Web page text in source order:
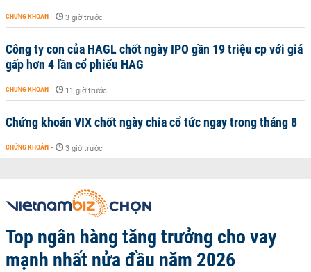
CHỨNG KHOÁN - 3 giờ trước
Công ty con của HAGL chốt ngày IPO gần 19 triệu cp với giá
gấp hơn 4 lần cổ phiếu HAG
CHỨNG KHOÁN - 11 giờ trước
Chứng khoán VIX chốt ngày chia cổ tức ngay trong tháng 8
CHỨNG KHOÁN - 3 giờ trước
Top ngân hàng tăng trưởng cho vay
mạnh nhất nửa đầu năm 2026